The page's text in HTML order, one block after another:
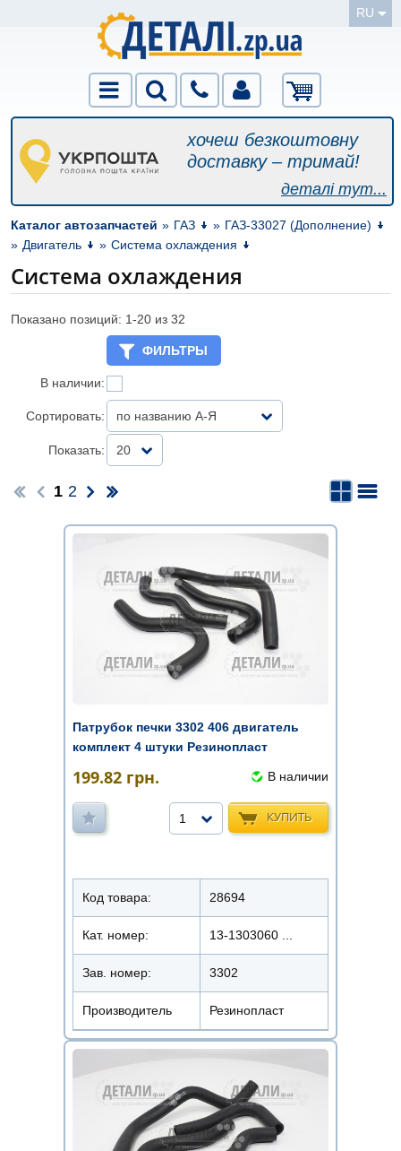
RU
хочеш безкоштовну
доставку – тримай!
деталі тут...
Каталог автозапчастей » ГАЗ » ГАЗ-33027 (Дополнение)
» Двигатель » Система охлаждения
Система охлаждения
Показано позиций: 1-20 из 32
ФИЛЬТРЫ
В наличии:
Сортировать: по названию А-Я
Показать: 20
1 2
Патрубок печки 3302 406 двигатель
комплект 4 штуки Резинопласт
199.82 грн. В наличии
КУПИТЬ
1
Код товара: 28694
Кат. номер: 13-1303060 ...
Зав. номер: 3302
Производитель Резинопласт